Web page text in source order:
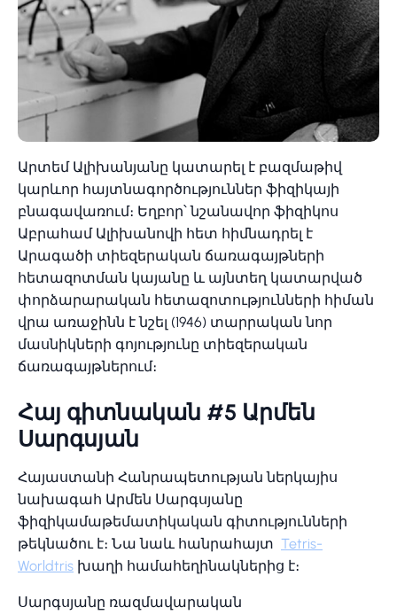
Արտեմ Ալիխանյանը կատարել է բազմաթիվ
կարևոր հայտնագործություններ ֆիզիկայի
բնագավառում։ Եղբոր՝ նշանավոր ֆիզիկոս
Աբրահամ Ալիխանովի հետ հիմնադրել է
Արագածի տիեզերական ճառագայթների
հետազոտման կայանը և այնտեղ կատարված
փորձարարական հետազոտությունների հիման
վրա առաջինն է նշել (1946) տարրական նոր
մասնիկների գոյությունը տիեզերական
ճառագայթներում։
Հայ գիտնական #5 Արմեն
Սարգսյան
Հայաստանի Հանրապետության ներկայիս
նախագահ Արմեն Սարգսյանը
ֆիզիկամաթեմատիկական գիտությունների
թեկնածու է։ Նա նաև հանրահայտ Tetris-
Worldtris խաղի համահեղինակներից է։
Սարգսյանը ռազմավարական